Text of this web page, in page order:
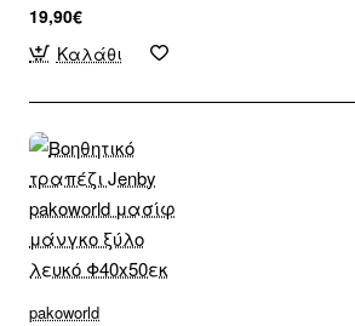
19,90€
Καλάθι
pakoworld